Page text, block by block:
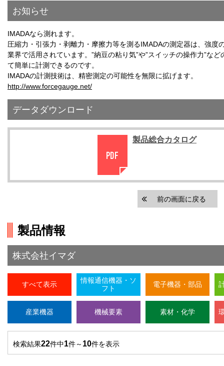
お知らせ
IMADAなら測れます。
圧縮力・引張力・剥離力・摩擦力等を測るIMADAの測定器は、強度
業界で活用されています。”納豆の粘り気”や”スイッチの操作力”な
て簡単に計測できるのです。
IMADAの計測技術は、精密測定の可能性を無限に拡げます。
http://www.forcegauge.net/
データダウンロード
製品総合カタログ
前の画面に戻る
製品情報
株式会社イマダ
すべて表示
情報通信機器・ソ
フト
電子機器・部品
産業機器 機械要素 素材・化学
検索結果22件中1件～ 10件を表示